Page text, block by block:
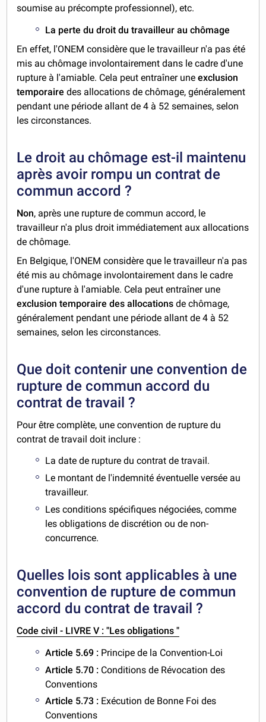
soumise au précompte professionnel), etc.
La perte du droit du travailleur au chômage
En effet, l'ONEM considère que le travailleur n'a pas été
mis au chômage involontairement dans le cadre d'une
rupture à l'amiable. Cela peut entraîner uneexclusion
temporairedes allocations de chômage, généralement
pendant une période allant de 4 à 52 semaines, selon
les circonstances.
Le droit au chômage est-il maintenu
après avoir rompu un contrat de
commun accord ?
Non, après une rupture de commun accord, le
travailleur n'a plus droit immédiatement aux allocations
de chômage.
En Belgique, l'ONEM considère que le travailleur n'a pas
été mis au chômage involontairement dans le cadre
d'une rupture à l'amiable. Cela peut entraîner une
exclusion temporaire des allocations de chômage,
généralement pendant une période allant de 4 à 52
semaines, selon les circonstances.
Que doit contenir une convention de
rupture de commun accord du
contrat de travail ?
Pour être complète, une convention de rupture du
contrat de travail doit inclure :
La date de rupture du contrat de travail.
Le montant de l'indemnité éventuelle versée au
travailleur.
Les conditions spécifiques négociées, comme
les obligations de discrétion ou de non-
concurrence.
Quelles lois sont applicables à une
convention de rupture de commun
accord du contrat de travail ?
Code civil - LIVRE V : "Les obligations "
Article 5.69 : Principe de la Convention-Loi
Article 5.70 : Conditions de Révocation des
Conventions
Article 5.73 : Exécution de Bonne Foi des
Conventions